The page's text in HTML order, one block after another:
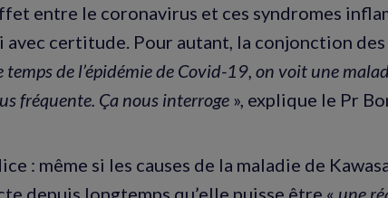
entre le coronavirus et ces syndromes
avec certitude. Pour autant, la conjonction
temps de l’épidémie de Covid-19, on voit une
fréquente. Ça nous interroge », explique le Pr
: même si les causes de la maladie de
depuis longtemps qu’elle puisse être « une